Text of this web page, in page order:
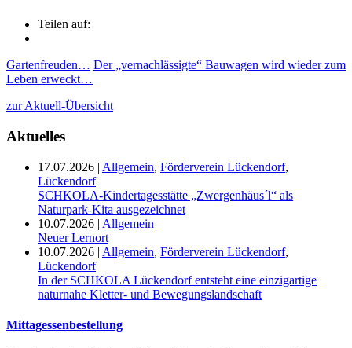
Teilen auf:
Gartenfreuden… Der „vernachlässigte“ Bauwagen wird wieder zum
Leben erweckt…
zur Aktuell-Übersicht
Aktuelles
17.07.2026 | Allgemein, Förderverein Lückendorf,
Lückendorf
SCHKOLA-Kindertagesstätte „Zwergenhäus´l“ als
Naturpark-Kita ausgezeichnet
10.07.2026 | Allgemein
Neuer Lernort
10.07.2026 | Allgemein, Förderverein Lückendorf,
Lückendorf
In der SCHKOLA Lückendorf entsteht eine einzigartige
naturnahe Kletter- und Bewegungslandschaft
Mittagessenbestellung